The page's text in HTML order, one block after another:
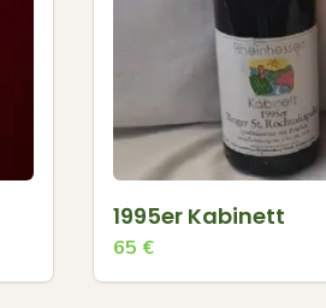
1995er Kabinett
65 €